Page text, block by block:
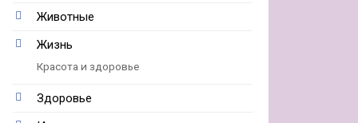
Животные
Жизнь
Красота и здоровье
Здоровье